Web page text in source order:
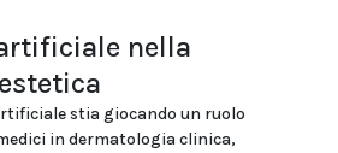
nella
stia giocando un ruolo
in dermatologia clinica,